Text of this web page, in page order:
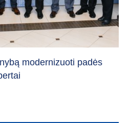
modernizuoti padės